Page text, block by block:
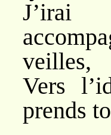
veilles,
Vers
prends